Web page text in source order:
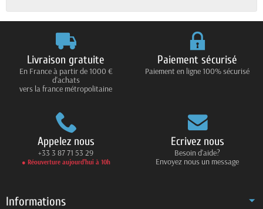
Livraison gratuite
En France à partir de 1000 €
d'achats
vers la france métropolitaine
Paiement sécurisé
Paiement en ligne 100% sécurisé
Appelez nous
+33 3 87 71 53 29
● Réouverture aujourd’hui à 10h
Ecrivez nous
Besoin d'aide?
Envoyez nous un message
Informations